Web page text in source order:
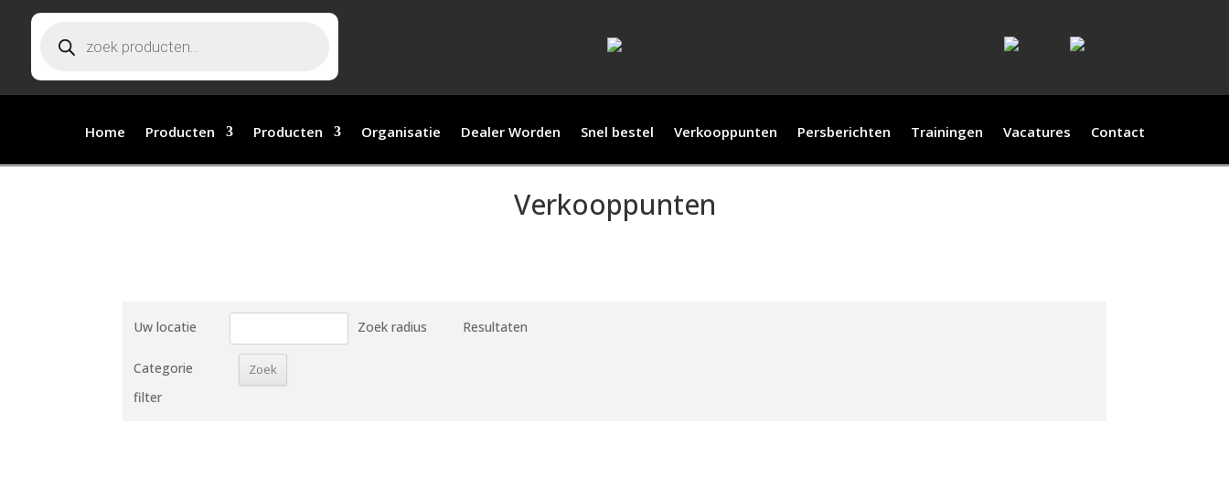
Home Producten Producten Organisatie Dealer Worden Snel bestel Verkooppunten Persberichten Trainingen Vacatures Contact
Verkooppunten
Uw locatie Zoek radius Resultaten
Categorie
filter